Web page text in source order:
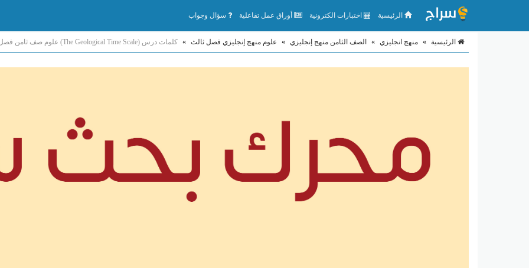
الرئيسية اختبارات الكترونية أوراق عمل تفاعلية سؤال وجواب
الرئيسية » منهج انجليزي » الصف الثامن منهج إنجليزي » علوم منهج إنجليزي فصل ثالث » كلمات درس (The Geological Time Scale) علوم صف ثامن فصل ثالث